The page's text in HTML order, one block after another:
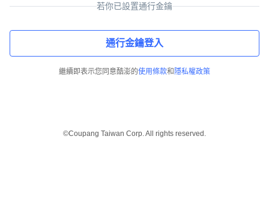
若你已設置通行金鑰
通行金鑰登入
繼續即表示您同意酷澎的使用條款和 隱私權政策
©Coupang Taiwan Corp. All rights reserved.